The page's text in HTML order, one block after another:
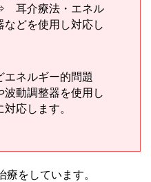
耳介療法・エネル
などを使用し対応し
エネルギー的問題
動調整器を使用し
応します。
をしています。